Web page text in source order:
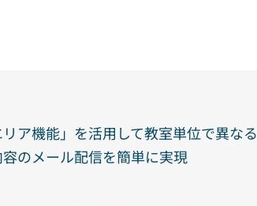
リア機能」を活用して教室単位で異なる
容のメール配信を簡単に実現